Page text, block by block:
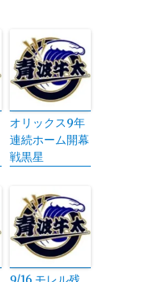
オリックス9年
連続ホーム開幕
戦黒星